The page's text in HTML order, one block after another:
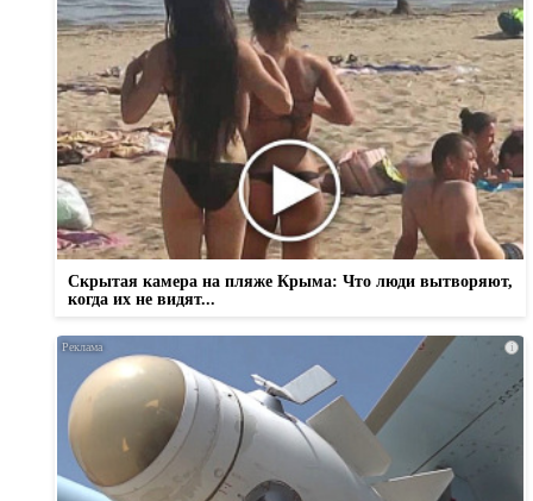
Скрытая камера на пляже Крыма: Что люди вытворяют,
когда их не видят...
i